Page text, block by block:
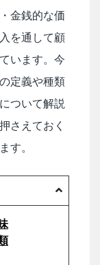
金銭的な価
を通して顧
います。今
定義や種類
ついて解説
さえておく
す。